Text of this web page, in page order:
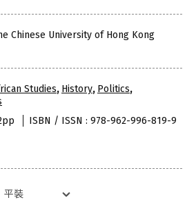
Chinese University of Hong Kong
Studies, History, Politics,
ISBN / ISSN : 978-962-996-819-9